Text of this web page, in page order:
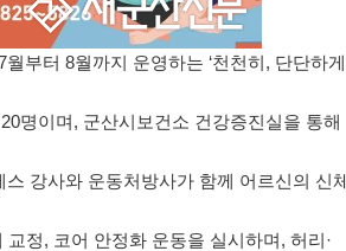
월부터 8월까지 운영하는 ‘천천히 , 단단하게
20명이며 , 군산시보건소 건강증진실을 통해
스 강사와 운동처방사가 함께 어르신의 신체
교정, 코어 안정화 운동을 실시하며 , 허리 ·